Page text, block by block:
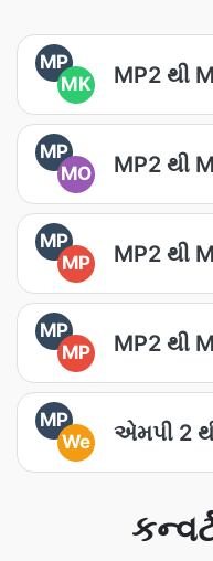
MP
MK
MP2 થી
MP
MO
MP2 થી
MP
MP
MP2 થી
MP
MP
MP2 થી
MP
We
એમપી 2